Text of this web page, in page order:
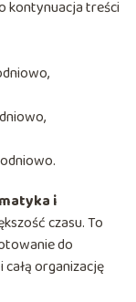
kontynuacja treści
i
czasu. To
do
organizację